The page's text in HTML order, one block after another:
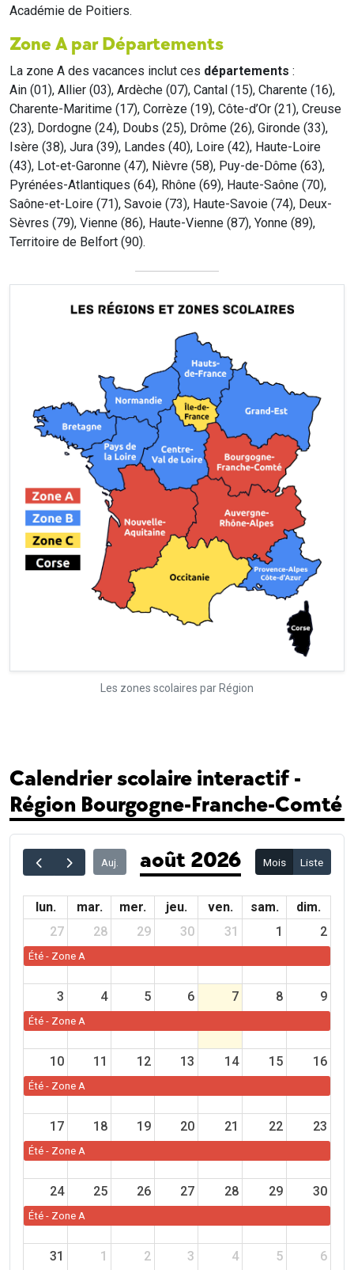
Académie de Poitiers.
Zone A par Départements
La zone A des vacances inclut ces départements :
Ain (01), Allier (03), Ardèche (07), Cantal (15), Charente (16),
Charente-Maritime (17), Corrèze (19), Côte-d’Or (21), Creuse
(23), Dordogne (24), Doubs (25), Drôme (26), Gironde (33),
Isère (38), Jura (39), Landes (40), Loire (42), Haute-Loire
(43), Lot-et-Garonne (47), Nièvre (58), Puy-de-Dôme (63),
Pyrénées-Atlantiques (64), Rhône (69), Haute-Saône (70),
Saône-et-Loire (71), Savoie (73), Haute-Savoie (74), Deux-
Sèvres (79), Vienne (86), Haute-Vienne (87), Yonne (89),
Territoire de Belfort (90).
Les zones scolaires par Région
Calendrier scolaire interactif -
Région Bourgogne-Franche-Comté
Auj. août 2026 Mois Liste
lun. mar. mer. jeu. ven. sam.
dim.
27
Été - Zone A
28 29 30 31 1 2
3
Été - Zone A
4 5 6 7 8 9
10
Été - Zone A
11 12 13 14 15 16
17
Été - Zone A
18 19 20 21 22 23
24
Été - Zone A
25 26 27 28 29 30
31 1 2 3 4 5 6